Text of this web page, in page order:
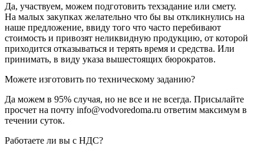
Да, участвуем, можем подготовить техзадание или смету.
На малых закупках желательно что бы вы откликнулись на
наше предложение, ввиду того что часто перебивают
стоимость и привозят неликвидную продукцию, от которой
приходится отказываться и терять время и средства. Или
принимать, в виду указа вышестоящих бюрократов.
Можете изготовить по техническому заданию?
Да можем в 95% случая, но не все и не всегда. Присылайте
просчет на почту info@vodvoredoma.ru ответим максимум в
течении суток.
Работаете ли вы с НДС?